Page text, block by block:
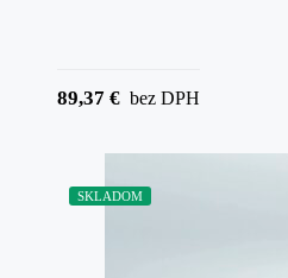
89,37 € bez DPH
SKLADOM